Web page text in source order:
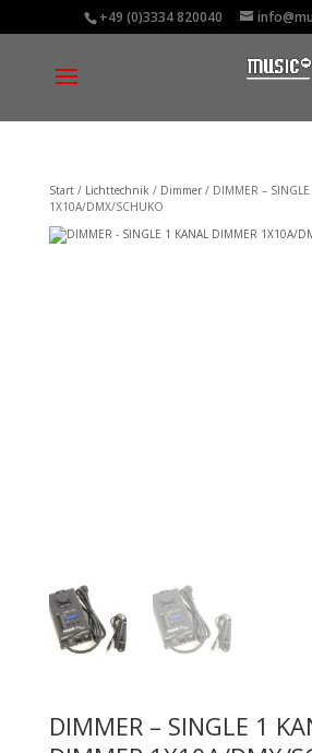
+49 (0)3334 820040
Start/ Lichttechnik/ Dimmer/ DIMMER – SINGLE
1X10A/DMX/SCHUKO
DIMMER – SINGLE 1